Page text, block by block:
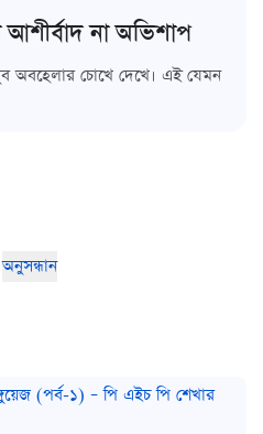
না অভিশাপ
অবহেলার চোখে দেখে। এই যেমন
অনুসন্ধান
(পর্ব-১) – পি এইচ পি শেখার